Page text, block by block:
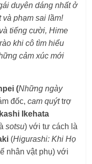
duyên dáng nhất ở
và phạm sai lầm!
tiếng cười, Hime
khi cô tìm hiểu
cảm xúc mới
(Những ngày
đốc,cam quýttrợ
Ikehata
sotsu) với tư cách là
(Higurashi: Khi Họ
nhân vật phụ) với